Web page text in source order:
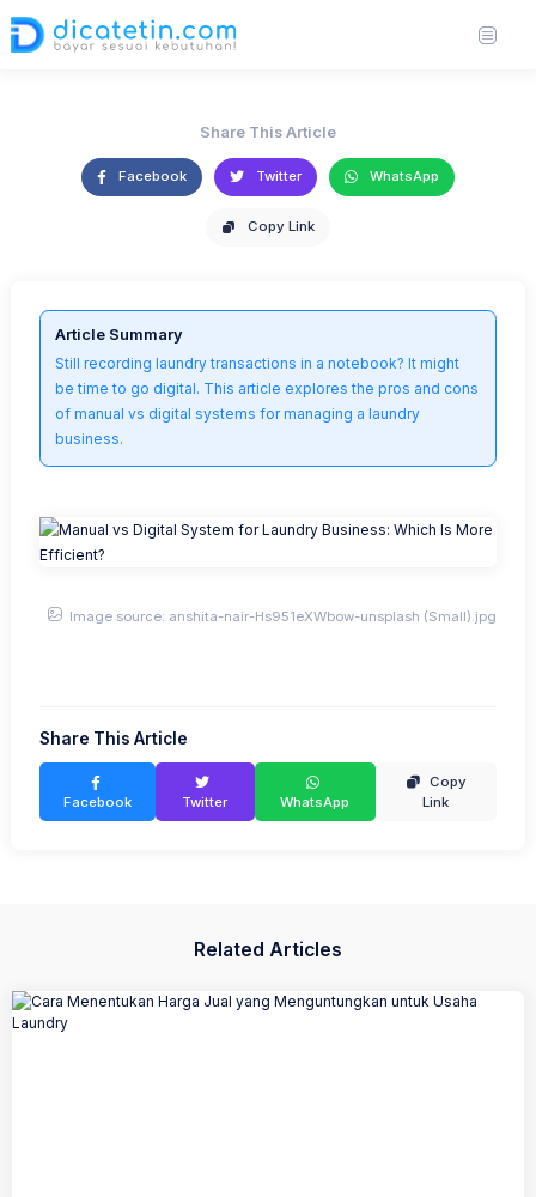
03 Jul 2025 4,019 viewsanshita-nair-Hs951eXWbow-unsplash (Small).jpg
Share This Article
Facebook Twitter WhatsApp
Copy Link
Article Summary
Still recording laundry transactions in a notebook? It might
be time to go digital. This article explores the pros and cons
of manual vs digital systems for managing a laundry
business.
Image source: anshita-nair-Hs951eXWbow-unsplash (Small).jpg
Share This Article
Facebook Twitter WhatsApp
Copy
Link
Related Articles